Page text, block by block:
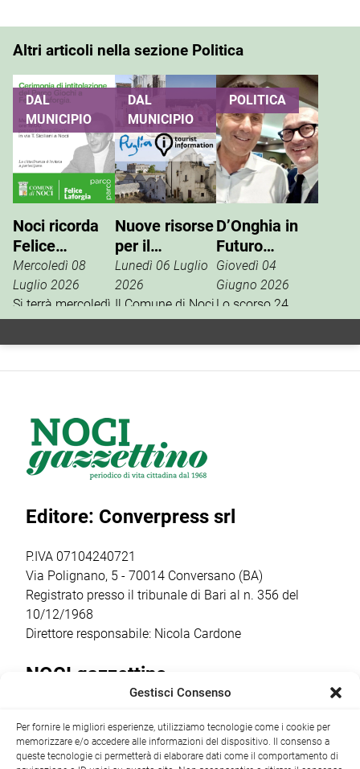
Altri articoli nella sezione Politica
DAL
MUNICIPIO
Noci ricorda
Felice
Laforgia, il
parco giochi
di via Siciliani
nome
Mercoledì 08
Luglio 2026
Si terrà mercoledì
15 luglio, alle ore
19, al Parco
cerimonia di
intitolazione
dell’area a Felice
Laforgia, già
figura
DAL
MUNICIPIO
Nuove risorse
per il
potenziamento
dell’info point
turistico
Lunedì 06 Luglio
2026
Il Comune di Noci
è tra i beneficiari
della misura
della rete degli
info point
turistici.
Attraverso
2021-2027, il
ottenuto un
finanziamento […]
POLITICA
D’Onghia in
Futuro
Nazionale:
Vannacci è la
vera destra
Giovedì 04
Giugno 2026
Lo scorso 24
aprile, la
segreteria
ratifica per il
Costituente […]
Editore: Converpress srl
P.IVA 07104240721
Via Polignano, 5 - 70014 Conversano (BA)
Registrato presso il tribunale di Bari al n. 356 del
10/12/1968
Direttore responsabile: Nicola Cardone
NOCI gazzettino
+39 080 4979274|info@nocigazzettino.it Contatti|
Archivio
Gestisci Consenso
Per fornire le migliori esperienze, utilizziamo tecnologie come i cookie per
memorizzare e/o accedere alle informazioni del dispositivo. Il consenso a
queste tecnologie ci permetterà di elaborare dati come il comportamento di